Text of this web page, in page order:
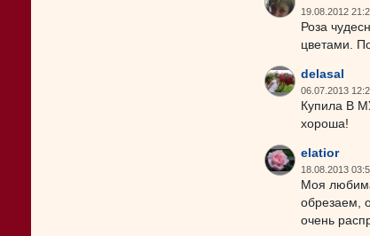
19.08.2012
Роза
цветами.
delasal
06.07.2013
Купила В
хороша!
elatior
18.08.2013
Моя
обрезаем,
очень